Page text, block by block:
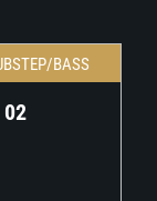
BASS
02